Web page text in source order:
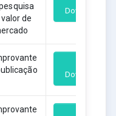
de
Download
Download